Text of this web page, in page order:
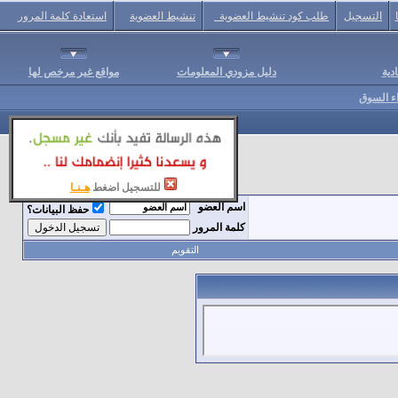
للتسجيل اضغط هـنـا
التسجيل طلب كود تنشيط العضوية تنشيط العضوية استعادة كلمة المرور
دليل مزودي المعلومات مواقع غير مرخص لها
السوق
اسم العضو
حفظ البيانات؟
كلمة المرور
التقويم